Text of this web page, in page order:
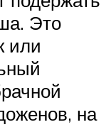
Это
или
на